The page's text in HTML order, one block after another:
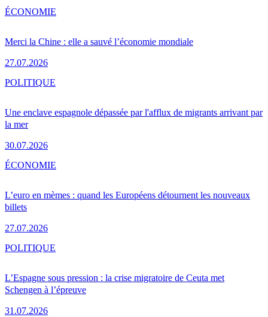
Merci la Chine : elle a sauvé l’économie mondiale
27.07.2026
ÉCONOMIE
Une enclave espagnole dépassée par l'afflux de migrants arrivant par
la mer
30.07.2026
POLITIQUE
L’euro en mèmes : quand les Européens détournent les nouveaux
billets
27.07.2026
ÉCONOMIE
L’Espagne sous pression : la crise migratoire de Ceuta met
Schengen à l’épreuve
31.07.2026
POLITIQUE